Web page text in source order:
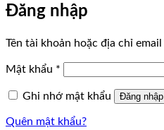
Đăng nhập
Tên tài khoản hoặc địa chỉ email
Mật khẩu *
Ghi nhớ mật khẩu
Đăng nhập
Quên mật khẩu?